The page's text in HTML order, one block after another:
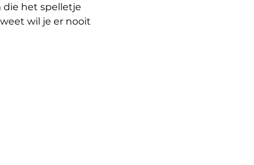
het spelletje
wil je er nooit